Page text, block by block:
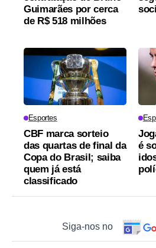
Guimarães por cerca
de R$ 518 milhões
Esportes
CBF marca sorteio
das quartas de final da
Copa do Brasil; saiba
quem já está
classificado
é
Siga-nos no